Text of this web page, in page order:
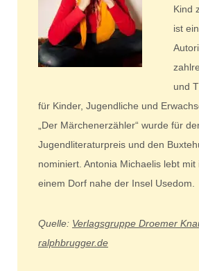
Kind
ist
und
für Kinder, Jugendliche und
„Der Märchenerzähler“ wurde für
Jugendliteraturpreis und den
nominiert. Antonia Michaelis lebt mit
einem Dorf nahe der Insel Usedom.
Quelle: Verlagsgruppe Droemer
ralphbrugger.de